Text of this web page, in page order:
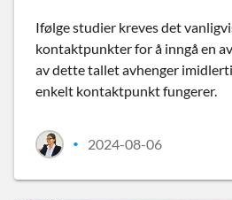
Ifølge studier kreves det
kontaktpunkter for å inngå en
av dette tallet avhenger
enkelt kontaktpunkt fungerer.
• 2024-08-06